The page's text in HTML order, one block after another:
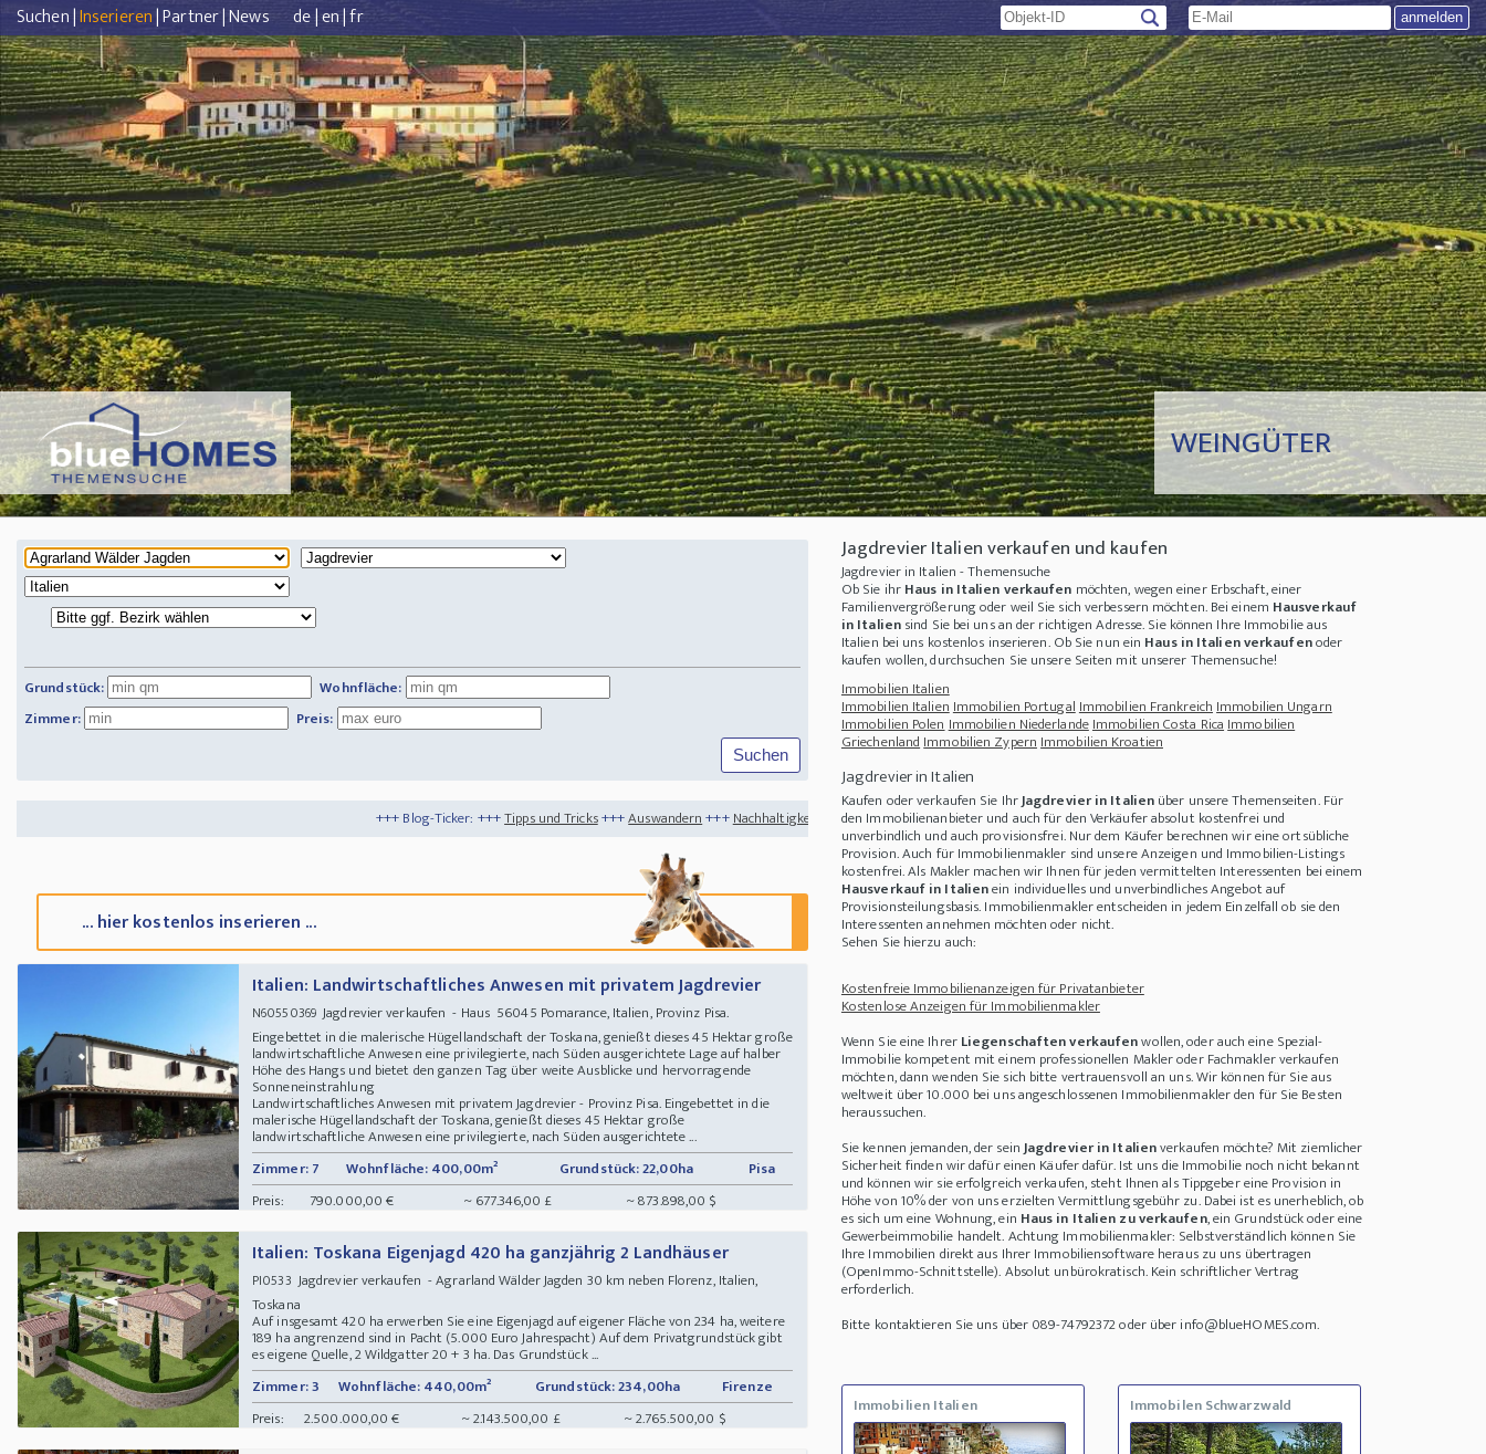
Suchen|Inserieren|Partner|News de|en|fr
WEINGÜTER
Grundstück:
Wohnfläche:
Zimmer:
Preis:
+++ Blog-Ticker: +++Tipps und Tricks+++Auswandern+++Nachhaltigkeit+++Origami - Die Kunst des Papierfaltens+++Guerrilla Gardening und Flower Bombing+++ Warum lohnt sich Nachhaltigkeit?
... hier kostenlos inserieren ...
Italien: Landwirtschaftliches Anwesen mit privatem Jagdrevier
N60550369Jagdrevier verkaufen - Haus 56045 Pomarance, Italien, Provinz Pisa.
Eingebettet in die malerische Hügellandschaft der Toskana, genießt dieses 45 Hektar große
landwirtschaftliche Anwesen eine privilegierte, nach Süden ausgerichtete Lage auf halber
Höhe des Hangs und bietet den ganzen Tag über weite Ausblicke und hervorragende
Sonneneinstrahlung
Landwirtschaftliches Anwesen mit privatem Jagdrevier - Provinz Pisa. Eingebettet in die
malerische Hügellandschaft der Toskana, genießt dieses 45 Hektar große
landwirtschaftliche Anwesen eine privilegierte, nach Süden ausgerichtete ...
Zimmer: 7
Wohnfläche: 400,00m² Grundstück: 22,00ha
Pisa
Preis:
790.000,00 € ~ 677.346,00 £ ~ 873.898,00 $
Italien: Toskana Eigenjagd 420 ha ganzjährig 2 Landhäuser
PI0533 Jagdrevier verkaufen - Agrarland Wälder Jagden 30 km neben Florenz, Italien,
Toskana
Auf insgesamt 420 ha erwerben Sie eine Eigenjagd auf eigener Fläche von 234 ha, weitere
189 ha angrenzend sind in Pacht (5.000 Euro Jahrespacht) Auf dem Privatgrundstück gibt
es eigene Quelle, 2 Wildgatter 20 + 3 ha. Das Grundstück ...
Zimmer: 3
Wohnfläche: 440,00m² Grundstück: 234,00ha
Firenze
Preis:
2.500.000,00 € ~ 2.143.500,00 £ ~ 2.765.500,00 $
Jagdrevier Italien verkaufen und kaufen
Jagdrevier in Italien - Themensuche
Ob Sie ihrHaus in Italien verkaufen möchten, wegen einer Erbschaft, einer
Familienvergrößerung oder weil Sie sich verbessern möchten. Bei einem Hausverkauf
in Italiensind Sie bei uns an der richtigen Adresse. Sie können IhreImmobilie aus
Italien bei uns kostenlos inserieren. Ob Sie nun ein Haus in Italien verkaufenoder
kaufen wollen, durchsuchen Sie unsere Seiten mit unserer Themensuche!
Immobilien Italien
Immobilien ItalienImmobilien PortugalImmobilien FrankreichImmobilien Ungarn
Immobilien PolenImmobilien NiederlandeImmobilien Costa RicaImmobilien
GriechenlandImmobilien ZypernImmobilien Kroatien
Jagdrevier in Italien
Kaufen oder verkaufen Sie IhrJagdrevier in Italienüber unsere Themenseiten. Für
den Immobilienanbieter und auch für den Verkäufer absolut kostenfrei und
unverbindlich und auch provisionsfrei. Nur dem Käufer berechnen wir eine ortsübliche
Provision. Auch für Immobilienmakler sind unsere Anzeigen und Immobilien-Listings
kostenfrei. Als Makler machen wir Ihnen für jeden vermittelten Interessenten bei einem
Hausverkauf in Italienein individuelles und unverbindliches Angebot auf
Provisionsteilungsbasis. Immobilienmakler entscheiden in jedem Einzelfall ob sie den
Interessenten annehmen möchten oder nicht.
Sehen Sie hierzu auch:
Kostenfreie Immobilienanzeigen für Privatanbieter
Kostenlose Anzeigen für Immobilienmakler
Wenn Sie eine IhrerLiegenschaften verkaufenwollen, oder auch eine Spezial-
Immobilie kompetent mit einem professionellen Makler oder Fachmakler verkaufen
möchten, dann wenden Sie sich bitte vertrauensvoll an uns. Wir können für Sie aus
weltweit über 10.000 bei uns angeschlossenen Immobilienmakler den für Sie Besten
heraussuchen.
Sie kennen jemanden, der seinJagdrevier in Italienverkaufen möchte? Mit ziemlicher
Sicherheit finden wir dafür einen Käufer dafür. Ist uns die Immobilie noch nicht bekannt
und können wir sie erfolgreich verkaufen, steht Ihnen als Tippgeber eine Provision in
Höhe von 10% der von uns erzielten Vermittlungsgebühr zu. Dabei ist es unerheblich, ob
es sich um eine Wohnung, ein Haus in Italien zu verkaufen, ein Grundstück oder eine
Gewerbeimmobilie handelt. Achtung Immobilienmakler: Selbstverständlich können Sie
Ihre Immobilien direkt aus Ihrer Immobiliensoftware heraus zu uns übertragen
(OpenImmo-Schnittstelle). Absolut unbürokratisch. Kein schriftlicher Vertrag
erforderlich.
Bitte kontaktieren Sie uns über 089-74792372 oder über info@blueHOMES.com.
Immobilien Italien Immobilen Schwarzwald